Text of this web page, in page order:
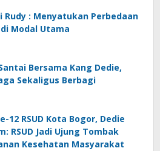
Rudy : Menyatukan Perbedaan
Modal Utama
Bersama Kang Dedie,
Sekaligus Berbagi
12 RSUD Kota Bogor, Dedie
RSUD Jadi Ujung Tombak
Kesehatan Masyarakat